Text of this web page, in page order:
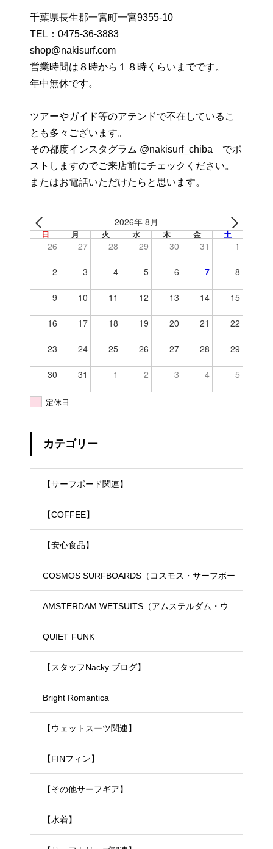
千葉県長生郡一宮町一宮9355-10
TEL： 0475-36-3883
shop@nakisurf.com
営業時間は８時から１８時くらいまでです。
年中無休です。
ツアーやガイド等のアテンドで不在しているこ
とも多々ございます。
その都度インスタグラム @nakisurf_chiba でポ
ストしますのでご来店前にチェックください。
またはお電話いただけたらと思います。
2026年 8月
日 月 火 水 木 金 土
26 27 28 29 30 31 1
2 3 4 5 6 7 8
9 10 11 12 13 14 15
16 17 18 19 20 21 22
23 24 25 26 27 28 29
30 31 1 2 3 4 5
定休日
カテゴリー
【サーフボード関連】
【COFFEE】
【安心食品】
COSMOS SURFBOARDS（コスモス・サーフボー
ド）
AMSTERDAM WETSUITS（アムステルダム・ウ
ェットスーツ）
QUIET FUNK
【スタッフNacky ブログ】
Bright Romantica
【ウェットスーツ関連】
【FINフィン】
【その他サーフギア】
【水着】